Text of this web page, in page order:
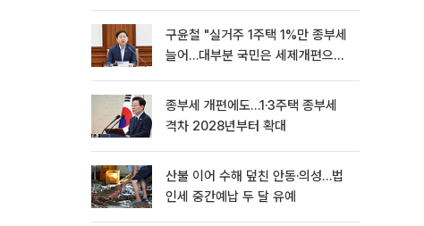
구윤철 "실거주 1주택 1%만 종부세
늘어…대부분 국민은 세제개편으로
종부세 개편에도…1·3주택 종부세
격차 2028년부터 확대
산불 이어 수해 덮친 안동·의성…법
인세 중간예납 두 달 유예